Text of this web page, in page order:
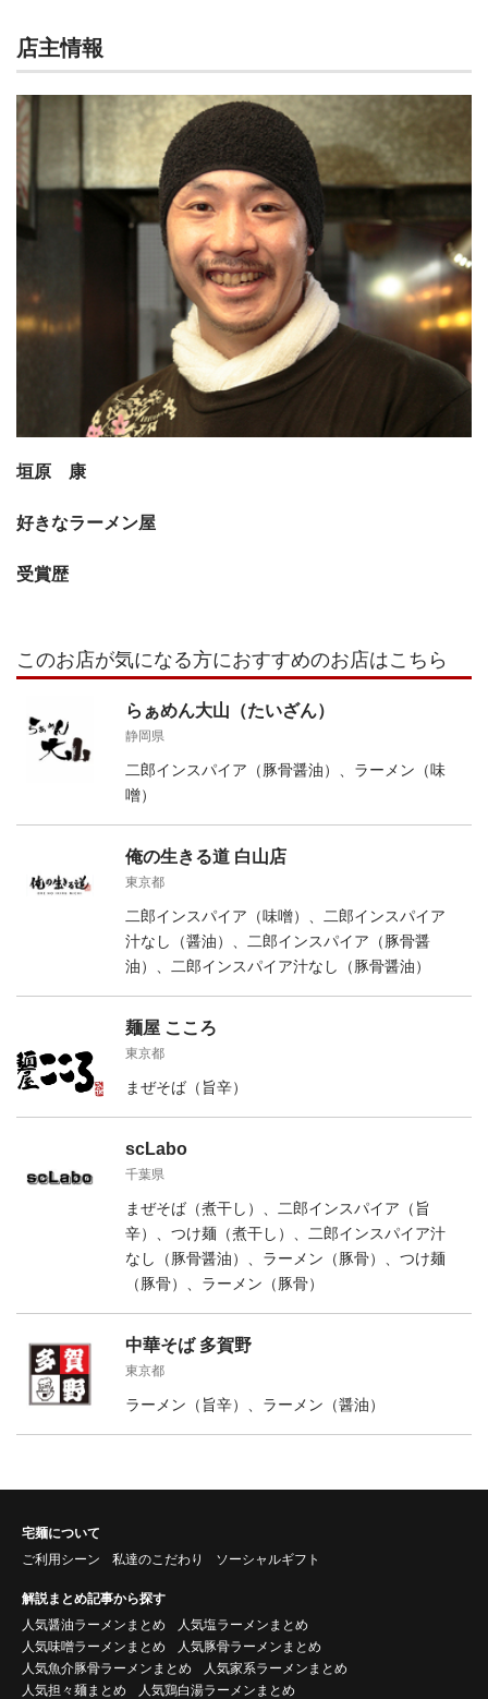
店主情報
垣原 康
好きなラーメン屋
受賞歴
このお店が気になる方におすすめのお店はこちら
らぁめん大山（たいざん）
静岡県
二郎インスパイア（豚骨醤油）、ラーメン（味
噌）
俺の生きる道 白山店
東京都
二郎インスパイア（味噌）、二郎インスパイア
汁なし（醤油）、二郎インスパイア（豚骨醤
油）、二郎インスパイア汁なし（豚骨醤油）
麺屋 こころ
東京都
まぜそば（旨辛）
scLabo
千葉県
まぜそば（煮干し）、二郎インスパイア（旨
辛）、つけ麺（煮干し）、二郎インスパイア汁
なし（豚骨醤油）、ラーメン（豚骨）、つけ麺
（豚骨）、ラーメン（豚骨）
中華そば 多賀野
東京都
ラーメン（旨辛）、ラーメン（醤油）
宅麺について
ご利用シーン
私達のこだわり ソーシャルギフト
解説まとめ記事から探す
人気醤油ラーメンまとめ
人気塩ラーメンまとめ
人気味噌ラーメンまとめ
人気豚骨ラーメンまとめ
人気魚介豚骨ラーメンまとめ
人気家系ラーメンまとめ
人気担々麺まとめ
人気鶏白湯ラーメンまとめ